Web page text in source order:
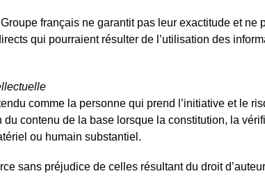
français ne garantit pas leur exactitude et ne
qui pourraient résulter de l’utilisation des
comme la personne qui prend l’initiative et le
du contenu de la base lorsque la constitution, la
ou humain substantiel.
sans préjudice de celles résultant du droit